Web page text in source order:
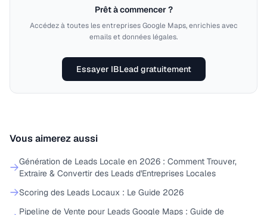
Prêt à commencer ?
Accédez à toutes les entreprises Google Maps, enrichies avec
emails et données légales.
Essayer IBLead gratuitement
Vous aimerez aussi
Génération de Leads Locale en 2026 : Comment Trouver,
Extraire & Convertir des Leads d'Entreprises Locales
Scoring des Leads Locaux : Le Guide 2026
Pipeline de Vente pour Leads Google Maps : Guide de